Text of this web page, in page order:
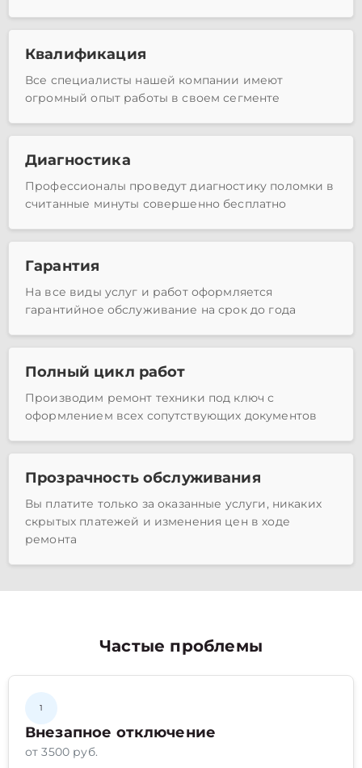
Квалификация
Все специалисты нашей компании имеют
огромный опыт работы в своем сегменте
Диагностика
Профессионалы проведут диагностику поломки в
считанные минуты совершенно бесплатно
Гарантия
На все виды услуг и работ оформляется
гарантийное обслуживание на срок до года
Полный цикл работ
Производим ремонт техники под ключ с
оформлением всех сопутствующих документов
Прозрачность обслуживания
Вы платите только за оказанные услуги, никаких
скрытых платежей и изменения цен в ходе
ремонта
Частые проблемы
1
Внезапное отключение
от 3500 руб.